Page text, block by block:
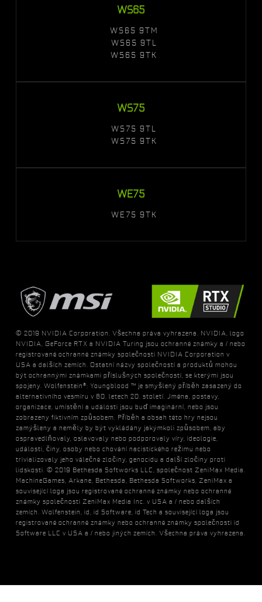
WS65
WS65 9TM
WS65 9TL
WS65 9TK
WS75
WS75 9TL
WS75 9TK
WE75
WE75 9TK
© 2019 NVIDIA Corporation. Všechna práva vyhrazena. NVIDIA, logo
NVIDIA, GeForce RTX a NVIDIA Turing jsou ochranné známky a / nebo
registrované ochranné známky společnosti NVIDIA Corporation v
USA a dalších zemích. Ostatní názvy společností a produktů mohou
být ochrannými známkami příslušných společností, se kterými jsou
spojeny. Wolfenstein®: Youngblood ™ je smyšlený příběh zasazený do
alternativního vesmíru v 80. letech 20. století. Jména, postavy,
organizace, umístění a události jsou buď imaginární, nebo jsou
zobrazeny fiktivním způsobem. Příběh a obsah této hry nejsou
zamýšleny a neměly by být vykládány jakýmkoli způsobem, aby
ospravedlňovaly, oslavovaly nebo podporovaly víry, ideologie,
události, činy, osoby nebo chování nacistického režimu nebo
trivializovaly jeho válečné zločiny, genocidu a další zločiny proti
lidskosti. © 2019 Bethesda Softworks LLC, společnost ZeniMax Media.
MachineGames, Arkane, Bethesda, Bethesda Softworks, ZeniMax a
související loga jsou registrované ochranné známky nebo ochranné
známky společnosti ZeniMax Media Inc. v USA a / nebo dalších
zemích. Wolfenstein, id, id Software, id Tech a související loga jsou
registrované ochranné známky nebo ochranné známky společnosti id
Software LLC v USA a / nebo jiných zemích. Všechna práva vyhrazena.